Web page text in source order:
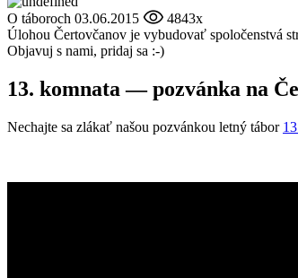
O táboroch 03.06.2015
4843x
Úlohou Čertovčanov je vybudovať spoločenstvá
Objavuj s nami, pridaj sa :-)
13. komnata — pozvánka na
Nechajte sa zlákať našou pozvánkou letný tábor